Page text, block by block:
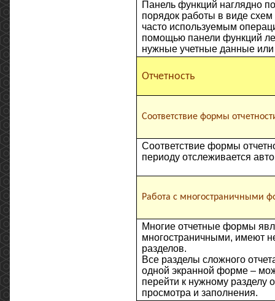
Панель функций наглядно
порядок работы в виде
часто используемым
помощью панели функций
нужные учетные данные или
Отчетность
Соответствие формы
Соответствие формы
периоду отслеживается
Работа с многостраничными
Многие отчетные формы
многостраничными, имеют
разделов.
Все разделы сложного
одной экранной форме –
перейти к нужному разделу
просмотра и заполнения.